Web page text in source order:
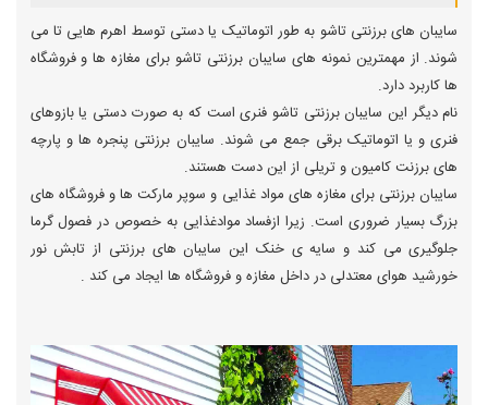
سایبان های برزنتی تاشو به طور اتوماتیک یا دستی توسط اهرم هایی تا می
شوند. از مهمترین نمونه های سایبان برزنتی تاشو برای مغازه ها و فروشگاه
ها کاربرد دارد.
نام دیگر این سایبان برزنتی تاشو فنری است که به صورت دستی یا بازوهای
فنری و یا اتوماتیک برقی جمع می شوند. سایبان برزنتی پنجره ها و پارچه
های برزنت کامیون و تریلی از این دست هستند.
سایبان برزنتی برای مغازه های مواد غذایی و سوپر مارکت ها و فروشگاه های
بزرگ بسیار ضروری است. زیرا ازفساد موادغذایی به خصوص در فصول گرما
جلوگیری می کند و سایه ی خنک این سایبان های برزنتی از تابش نور
خورشید هوای معتدلی در داخل مغازه و فروشگاه ها ایجاد می کند .